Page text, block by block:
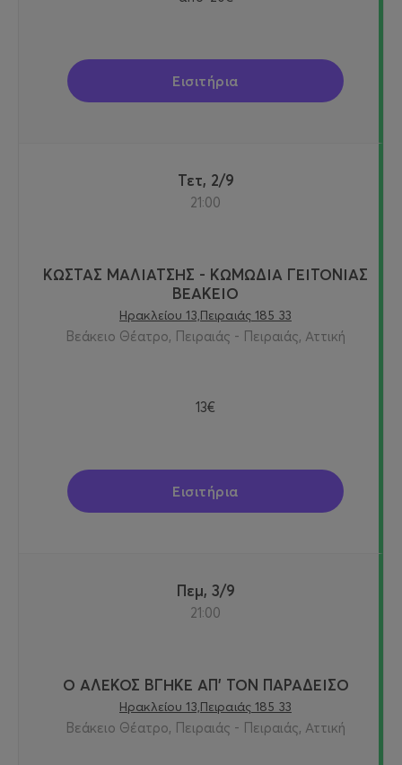
Εισιτήρια
Τετ, 2/9
21:00
ΚΩΣΤΑΣ ΜΑΛΙΑΤΣΗΣ - ΚΩΜΩΔΙΑ ΓΕΙΤΟΝΙΑΣ
ΒΕΑΚΕΙΟ
Ηρακλείου 13,Πειραιάς 185 33
Βεάκειο Θέατρο, Πειραιάς - Πειραιάς, Αττική
13€
Εισιτήρια
Πεμ, 3/9
21:00
Ο ΑΛΕΚΟΣ ΒΓΗΚΕ ΑΠ’ ΤΟΝ ΠΑΡΑΔΕΙΣΟ
Ηρακλείου 13,Πειραιάς 185 33
Βεάκειο Θέατρο, Πειραιάς - Πειραιάς, Αττική